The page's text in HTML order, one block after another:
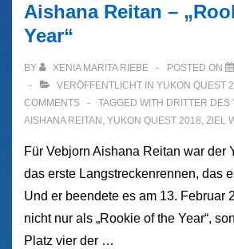
Aishana Reitan –
Year“
BY XENIA MARITA RIEBE POSTED ON
VERÖFFENTLICHT IN YUKON QUEST
COMMENTS
TAGGED WITH DRITTER DES
AISHANA REITAN , YUKON QUEST 2018, ZIEL
Für Vebjorn Aishana Reitan war der
das erste Langstreckenrennen, das
Und er beendete es am 13. Februar
nicht nur als „Rookie of the Year“,
Platz vier der …